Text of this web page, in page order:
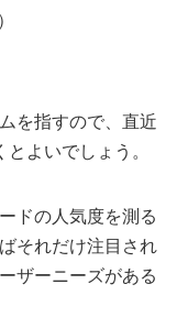
を指すので、直近
よいでしょう。
ドの人気度を測る
それだけ注目され
ザーニーズがある